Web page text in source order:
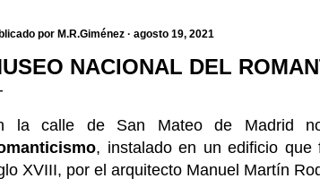
por M.R.Giménez agosto 19, 2021
NACIONAL DEL
la calle de San Mateo de Madrid
, instalado en un edificio que
XVIII, por el arquitecto Manuel Martín